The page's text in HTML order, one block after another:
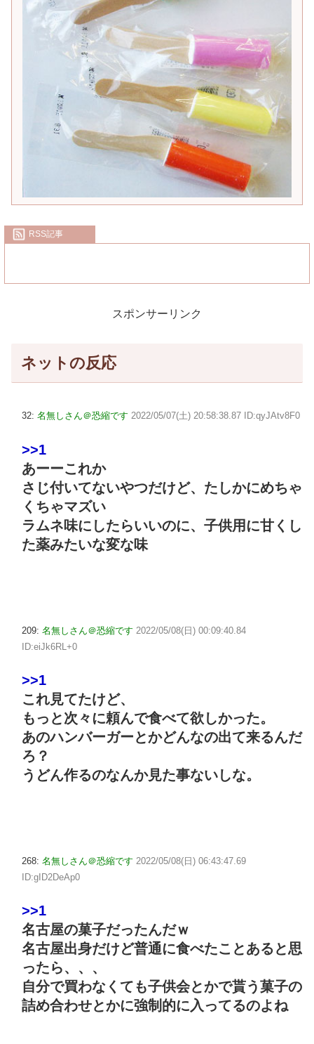
RSS記事
スポンサーリンク
ネットの反応
32: 名無しさん＠恐縮です 2022/05/07(土) 20:58:38.87 ID:qyJAtv8F0
>>1
あーーこれか
さじ付いてないやつだけど、たしかにめちゃ
くちゃマズい
ラムネ味にしたらいいのに、子供用に甘くし
た薬みたいな変な味
209: 名無しさん＠恐縮です 2022/05/08(日) 00:09:40.84
ID:eiJk6RL+0
>>1
これ見てたけど、
もっと次々に頼んで食べて欲しかった。
あのハンバーガーとかどんなの出て来るんだ
ろ？
うどん作るのなんか見た事ないしな。
268: 名無しさん＠恐縮です 2022/05/08(日) 06:43:47.69
ID:gID2DeAp0
>>1
名古屋の菓子だったんだｗ
名古屋出身だけど普通に食べたことあると思
ったら、、、
自分で買わなくても子供会とかで貰う菓子の
詰め合わせとかに強制的に入ってるのよね